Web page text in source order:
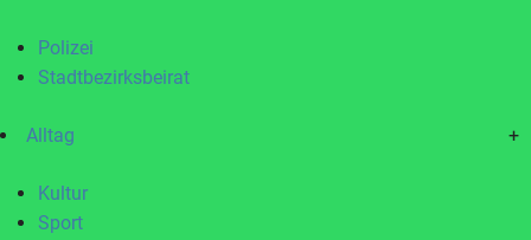
Polizei
Stadtbezirksbeirat
Alltag +
Kultur
Sport